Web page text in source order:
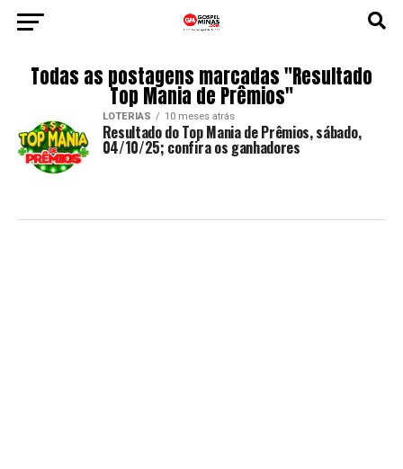
Todas as postagens marcadas "Resultado
Top Mania de Prêmios"
LOTERIAS 10 meses atrás
Resultado do Top Mania de Prêmios, sábado,
04/10/25; confira os ganhadores